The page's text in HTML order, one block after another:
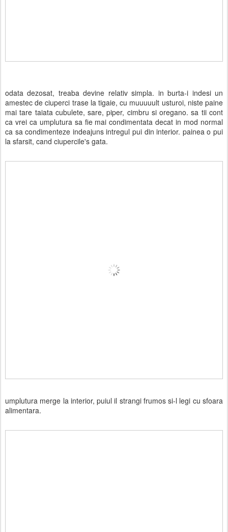
odata dezosat, treaba devine relativ simpla. in burta-i indesi un
amestec de ciuperci trase la tigaie, cu muuuuult usturoi, niste paine
mai tare taiata cubulete, sare, piper, cimbru si oregano. sa tii cont
ca vrei ca umplutura sa fie mai condimentata decat in mod normal
ca sa condimenteze indeajuns intregul pui din interior. painea o pui
la sfarsit, cand ciupercile's gata.
umplutura merge la interior, puiul il strangi frumos si-l legi cu sfoara
alimentara.